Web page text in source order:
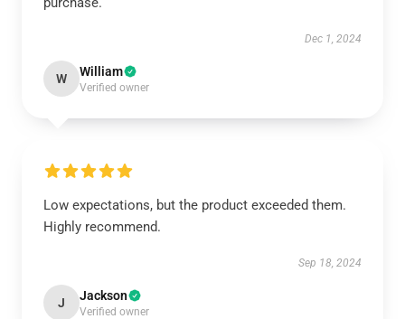
Dec 1, 2024
W William
Verified owner
Low expectations, but the product exceeded them.
Highly recommend.
Sep 18, 2024
J Jackson
Verified owner